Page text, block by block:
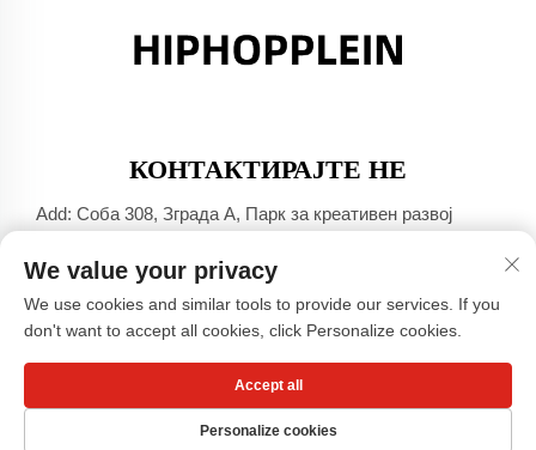
КОНТАКТИРАЈТЕ НЕ
Add: Соба 308, Зграда А, Парк за креативен развој
Тел.:+86-17304049586
Е-пошта:[email protected]
Авторски права © Гуангџоу Сиаохонгшу Компанија за
облека, ОДТ -Политика за приватност
We value your privacy
We use cookies and similar tools to provide our services. If you
don't want to accept all cookies, click Personalize cookies.
Personalize cookies
Accept all